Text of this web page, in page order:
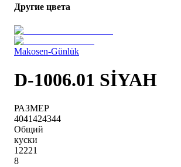
Другие цвета
Makosen-Günlük
D-1006.01 SİYAH
РАЗМЕР
4041424344
Общий
куски
12221
8